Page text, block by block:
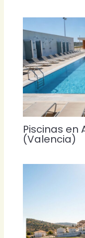
Piscinas en
(Valencia)